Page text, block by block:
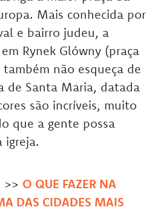
Mais conhecida por
e bairro judeu, a
Rynek Glówny (praça
também não esqueça de
de Santa Maria, datada
são incríveis, muito
que a gente possa
igreja.
>> O QUE FAZER NA
DAS CIDADES MAIS